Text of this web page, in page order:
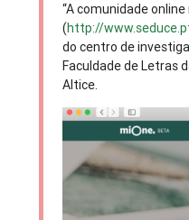
“A comunidade online
(http://
do centro de
Faculdade de Letras
Altice.